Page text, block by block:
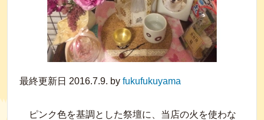
最終更新日 2016.7.9. by fukufukuyama
ピンク色を基調とした祭壇に、当店の火を使わな